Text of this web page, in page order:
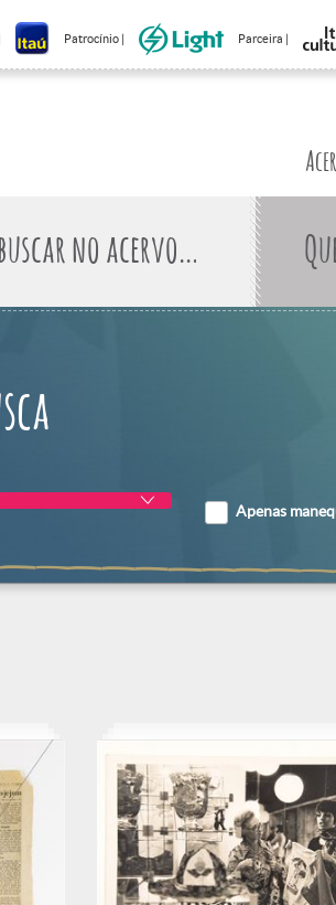
Patrocínio | Parceira |
Apenas